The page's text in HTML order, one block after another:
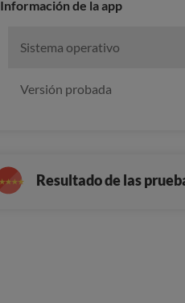
Información de la app
Sistema operativo
Versión probada
Resultado de las